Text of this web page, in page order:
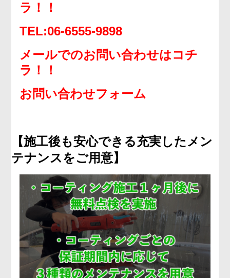
ラ！！
TEL:06-6555-9898
メールでのお問い合わせはコチ
ラ！！
お問い合わせフォーム
【施工後も安心できる充実したメン
テナンスをご用意】